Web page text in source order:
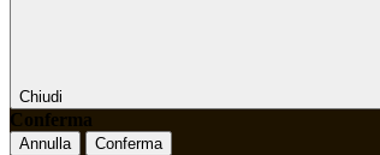
Chiudi
Conferma
Annulla Conferma